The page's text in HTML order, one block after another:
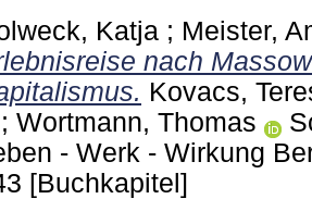
Katja ; Meister,
nach
Kovacs,
; Wortmann, Thomas
- Werk - Wirkung
[Buchkapitel]